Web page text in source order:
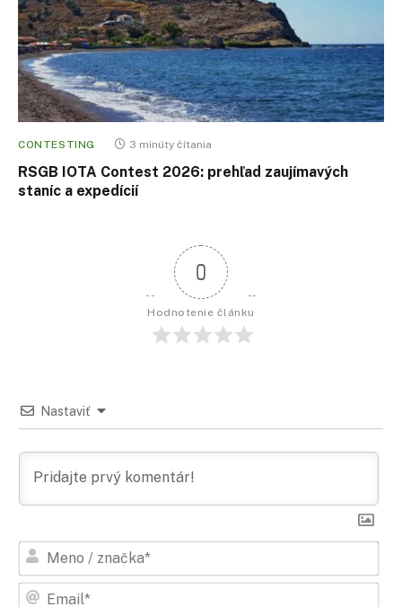
CONTESTING 3 minúty čítania
RSGB IOTA Contest 2026: prehľad zaujímavých
staníc a expedícií
0
Hodnotenie článku
Nastaviť